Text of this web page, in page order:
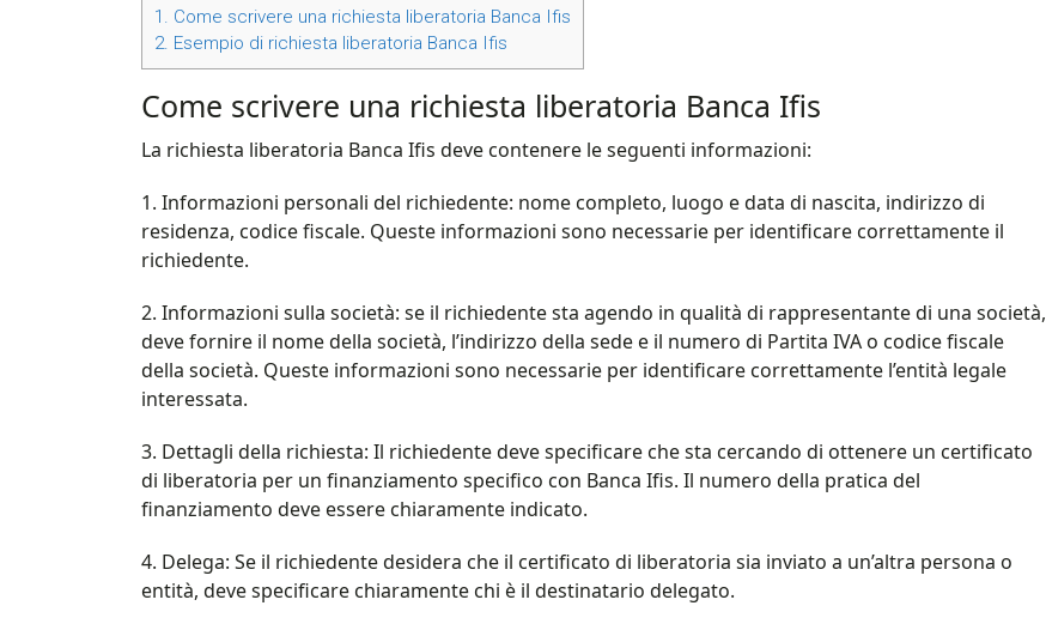
1. Come scrivere una richiesta liberatoria Banca Ifis
2. Esempio di richiesta liberatoria Banca Ifis
Come scrivere una richiesta liberatoria Banca Ifis
La richiesta liberatoria Banca Ifis deve contenere le seguenti informazioni:
1. Informazioni personali del richiedente: nome completo, luogo e data di nascita, indirizzo di
residenza, codice fiscale. Queste informazioni sono necessarie per identificare correttamente il
richiedente.
2. Informazioni sulla società: se il richiedente sta agendo in qualità di rappresentante di una società,
deve fornire il nome della società, l’indirizzo della sede e il numero di Partita IVA o codice fiscale
della società. Queste informazioni sono necessarie per identificare correttamente l’entità legale
interessata.
3. Dettagli della richiesta: Il richiedente deve specificare che sta cercando di ottenere un certificato
di liberatoria per un finanziamento specifico con Banca Ifis. Il numero della pratica del
finanziamento deve essere chiaramente indicato.
4. Delega: Se il richiedente desidera che il certificato di liberatoria sia inviato a un’altra persona o
entità, deve specificare chiaramente chi è il destinatario delegato.